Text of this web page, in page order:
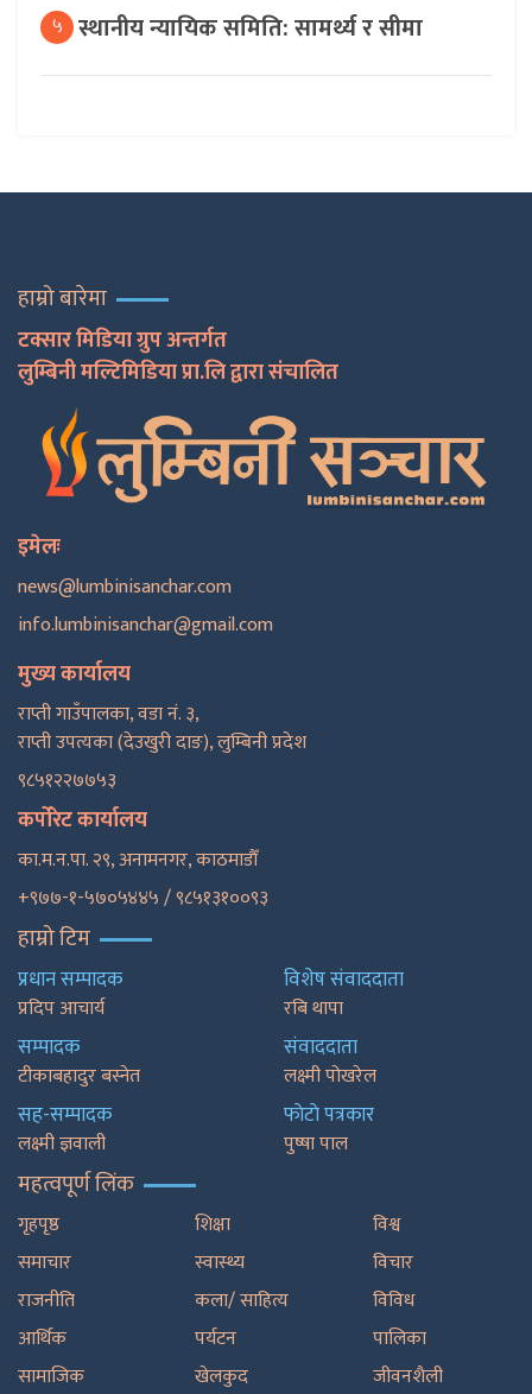
५ स्थानीय न्यायिक समिति: सामर्थ्य र सीमा
हाम्रो बारेमा
टक्सार मिडिया ग्रुप अन्तर्गत
लुम्बिनी मल्टिमिडिया प्रा.लि द्वारा संचालित
इमेलः
news@lumbinisanchar.com
info.lumbinisanchar@gmail.com
मुख्य कार्यालय
राप्ती गाउँपालका, वडा नं. ३,
राप्ती उपत्यका (देउखुरी दाङ), लुम्बिनी प्रदेश
९८५१२२७७५३
कर्पोरेट कार्यालय
का.म.न.पा. २९, अनामनगर, काठमाडाैँ
+९७७-१-५७०५४४५ / ९८५१३१००९३
हाम्रो टिम
प्रधान सम्पादक
प्रदिप आचार्य
सम्पादक
टीकाबहादुर बस्नेत
सह-सम्पादक
लक्ष्मी ज्ञवाली
विशेष संवाददाता
रबि थापा
संवाददाता
लक्ष्मी पोखरेल
फाेटाे पत्रकार
पुष्षा पाल
महत्वपूर्ण लिंक
गृहपृष्ठ
समाचार
राजनीति
आर्थिक
सामाजिक
शिक्षा
स्वास्थ्य
कला/ साहित्य
पर्यटन
खेलकुद
विश्व
विचार
विविध
पालिका
जीवनशैली